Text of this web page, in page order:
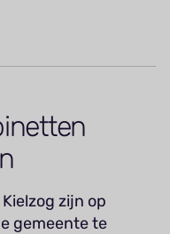
zijn op
gemeente te